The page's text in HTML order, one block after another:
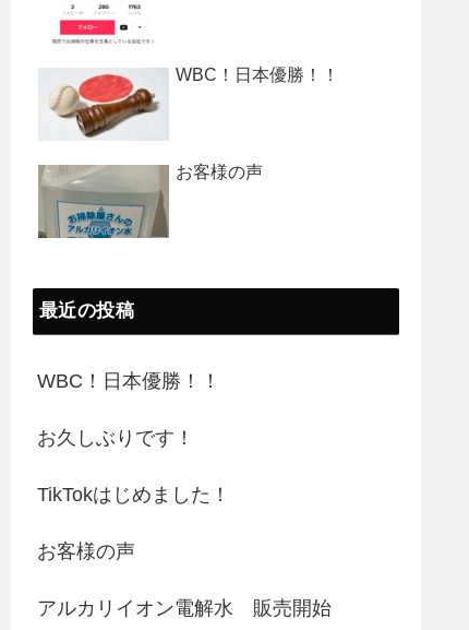
WBC！日本優勝！！
お客様の声
最近の投稿
WBC！日本優勝！！
お久しぶりです！
TikTokはじめました！
お客様の声
アルカリイオン電解水 販売開始